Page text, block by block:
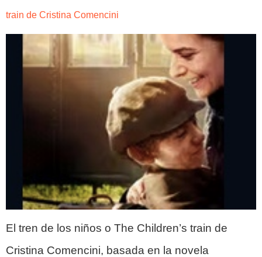
train de Cristina Comencini
El tren de los niños o The Children’s train de
Cristina Comencini, basada en la novela